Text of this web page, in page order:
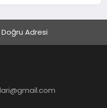
Doğru Adresi